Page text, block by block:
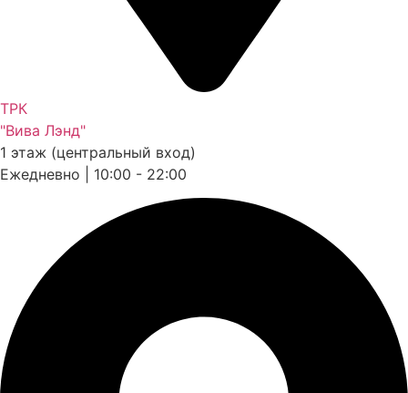
ТРК
"Вива Лэнд"
1 этаж (центральный вход)
Ежедневно | 10:00 - 22:00